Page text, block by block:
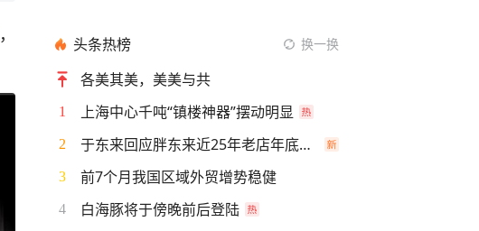
，
头条热榜 换一换
各美其美，美美与共
1 上海中心千吨“镇楼神器”摆动明显
2 于东来回应胖东来近25年老店年底关闭
3 前7个月我国区域外贸增势稳健
4 白海豚将于傍晚前后登陆